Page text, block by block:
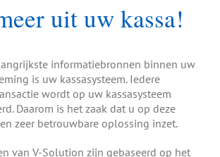
uit uw kassa!
informatiebronnen binnen uw
is uw kassasysteem. Iedere
wordt op uw kassasysteem
Daarom is het zaak dat u op deze
zeer betrouwbare oplossing inzet.
van V-Solution zijn gebaseerd op het